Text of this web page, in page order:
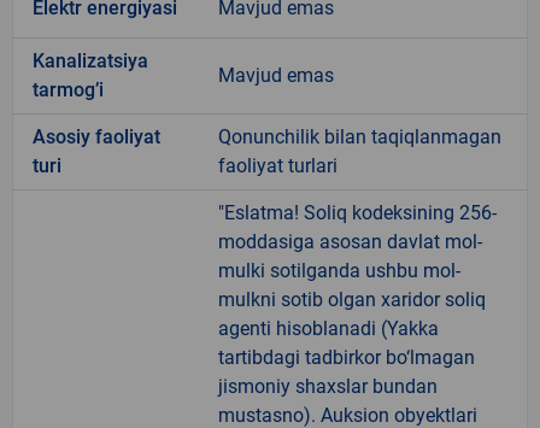
Elektr energiyasi Mavjud emas
Kanalizatsiya
tarmogʼi
Mavjud emas
Аsosiy faoliyat
turi
Qonunchilik bilan taqiqlanmagan
faoliyat turlari
"Eslatma! Soliq kodeksining 256-
moddasiga asosan davlat mol-
mulki sotilganda ushbu mol-
mulkni sotib olgan xaridor soliq
agenti hisoblanadi (Yakka
tartibdagi tadbirkor bo‘lmagan
jismoniy shaxslar bundan
mustasno). Auksion obyektlari